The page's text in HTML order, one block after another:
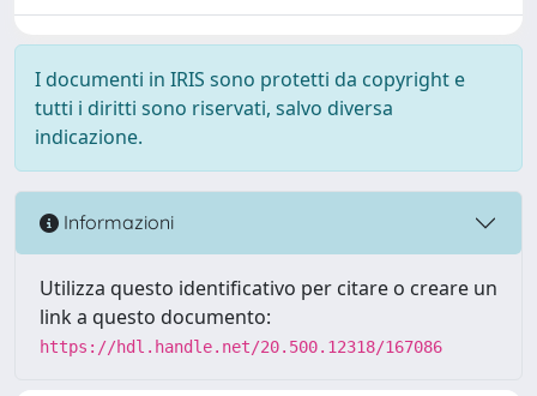
I documenti in IRIS sono protetti da copyright e
tutti i diritti sono riservati, salvo diversa
indicazione.
Informazioni
Utilizza questo identificativo per citare o creare un
link a questo documento:
https://hdl.handle.net/20.500.12318/167086